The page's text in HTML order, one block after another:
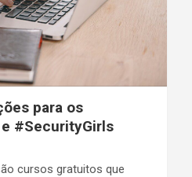
para os
#SecurityGirls
cursos gratuitos que